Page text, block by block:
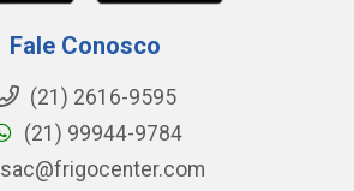
Fale Conosco
(21) 2616-9595
(21) 99944-9784
sac@frigocenter.com